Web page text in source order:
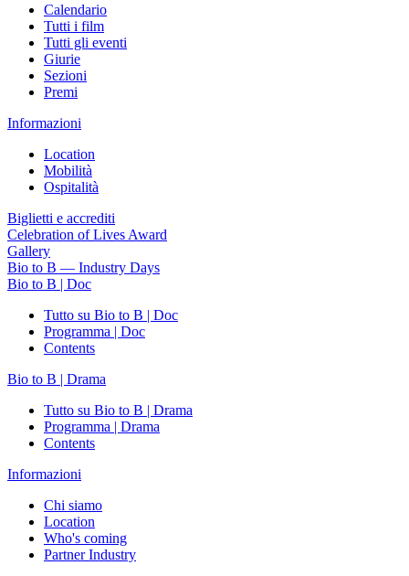
Calendario
Tutti i film
Tutti gli eventi
Giurie
Sezioni
Premi
Informazioni
Location
Mobilità
Ospitalità
Biglietti e accrediti
Celebration of Lives Award
Gallery
Bio to B — Industry Days
Bio to B | Doc
Tutto su Bio to B | Doc
Programma | Doc
Contents
Bio to B | Drama
Tutto su Bio to B | Drama
Programma | Drama
Contents
Informazioni
Chi siamo
Location
Who's coming
Partner Industry